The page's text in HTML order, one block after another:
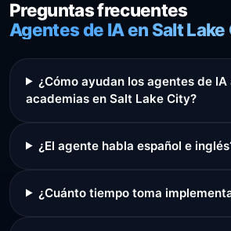
Preguntas frecuentes
Agentes de IA en Salt Lake
¿Cómo ayudan los agentes de
academias en Salt Lake City?
¿El agente habla español e
¿Cuánto tiempo toma